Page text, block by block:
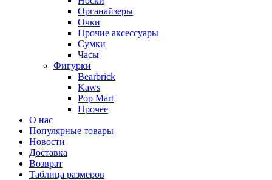
Органайзеры
Очки
Прочие аксессуары
Сумки
Часы
Фигурки
Bearbrick
Kaws
Pop Mart
Прочее
О нас
Популярные товары
Новости
Доставка
Возврат
Таблица размеров